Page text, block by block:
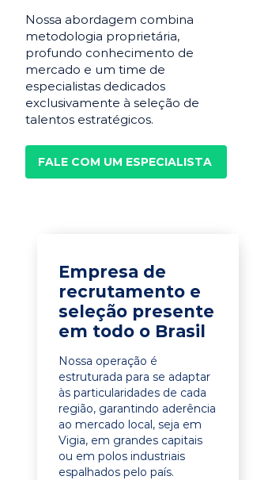
Nossa abordagem combina
metodologia proprietária,
profundo conhecimento de
mercado e um time de
especialistas dedicados
exclusivamente à seleção de
talentos estratégicos.
FALE COM UM ESPECIALISTA
Empresa de
recrutamento e
seleção presente
em todo o Brasil
Nossa operação é
estruturada para se adaptar
às particularidades de cada
região, garantindo aderência
ao mercado local, seja em
Vigia, em grandes capitais
ou em polos industriais
espalhados pelo país.